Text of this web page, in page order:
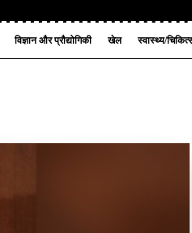
विज्ञान और प्रौद्योगिकी खेल स्वास्थ्य/